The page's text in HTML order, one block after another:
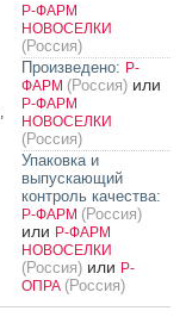
Р-ФАРМ
НОВОСЕЛКИ
(Россия)
Произведено: Р-
ФАРМ (Россия) или
Р-ФАРМ
НОВОСЕЛКИ
(Россия)
Упаковка и
выпускающий
контроль качества:
Р-ФАРМ (Россия)
или Р-ФАРМ
НОВОСЕЛКИ
(Россия) или Р-
ОПРА (Россия)